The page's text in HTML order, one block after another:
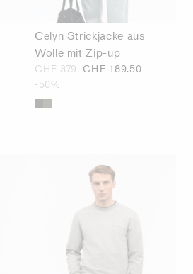
Celyn Strickjacke aus
Wolle mit Zip-up
CHF 379 CHF 189.50
-50%